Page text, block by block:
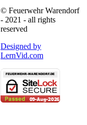
© Feuerwehr Warendorf
- 2021 - all rights
reserved
Designed by
LernVid.com